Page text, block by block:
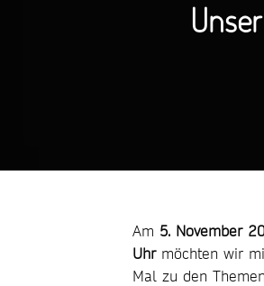
Am 5. November
Uhrmöchten wir
Mal zu den